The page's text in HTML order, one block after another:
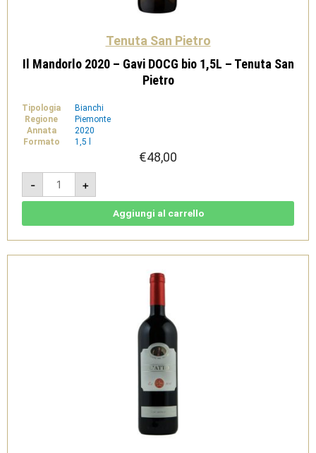
Tenuta San Pietro
Il Mandorlo 2020 – Gavi DOCG bio 1,5L – Tenuta San
Pietro
Tipologia
Bianchi
Regione
Piemonte
Annata
2020
Formato
1,5 l
€48,00
-
Il
Mandorlo
2020
-
1,5L
Tenuta
+
Aggiungi al carrello